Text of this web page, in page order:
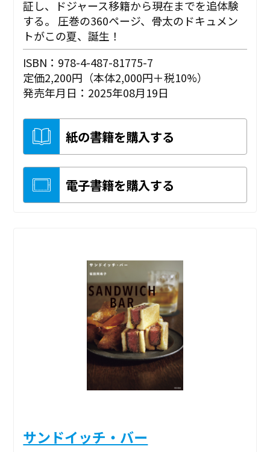
証し、ドジャース移籍から現在までを追体験
する。 圧巻の360ページ、骨太のドキュメン
トがこの夏、誕生！
ISBN：978-4-487-81775-7
定価2,200円（本体2,000円＋税10%）
発売年月日：2025年08月19日
紙の書籍を購入する
電子書籍を購入する
サンドイッチ・バー